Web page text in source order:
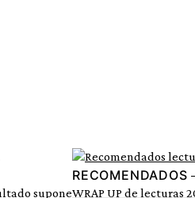
supone
RECOMENDADOS
WRAP UP de lecturas